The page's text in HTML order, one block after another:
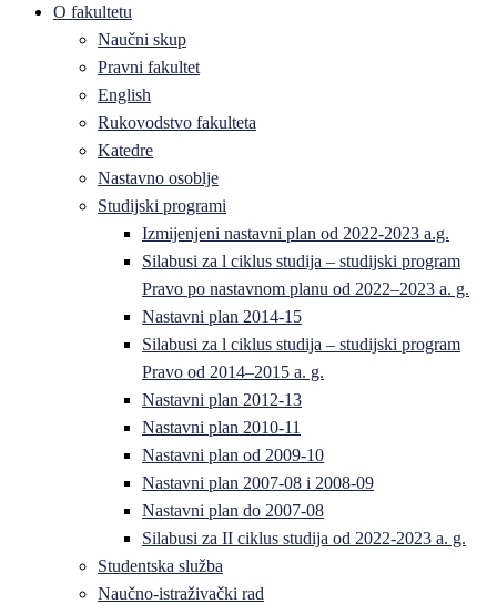
O fakultetu
Naučni skup
Pravni fakultet
English
Rukovodstvo fakulteta
Katedre
Nastavno osoblje
Studijski programi
Izmijenjeni nastavni plan od 2022-2023 a.g.
Silabusi za l ciklus studija – studijski program
Pravo po nastavnom planu od 2022–2023 a. g.
Nastavni plan 2014-15
Silabusi za l ciklus studija – studijski program
Pravo od 2014–2015 a. g.
Nastavni plan 2012-13
Nastavni plan 2010-11
Nastavni plan od 2009-10
Nastavni plan 2007-08 i 2008-09
Nastavni plan do 2007-08
Silabusi za II ciklus studija od 2022-2023 a. g.
Studentska služba
Naučno-istraživački rad